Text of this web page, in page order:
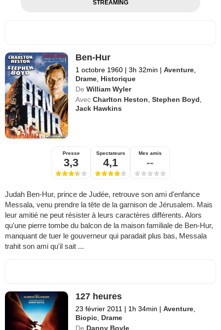
STREAMING
Ben-Hur
1 octobre 1960 | 3h 32min | Aventure,
Drame, Historique
De William Wyler
Avec Charlton Heston,Stephen Boyd,
Jack Hawkins
Presse
3,3
Spectateurs
4,1
Mes amis
--
Judah Ben-Hur, prince de Judée, retrouve son ami d'enfance
Messala, venu prendre la tête de la garnison de Jérusalem. Mais
leur amitié ne peut résister à leurs caractères différents. Alors
qu'une pierre tombe du balcon de la maison familiale de Ben-Hur,
manquant de tuer le gouverneur qui paradait plus bas, Messala
trahit son ami qu'il sait ...
127 heures
23 février 2011 | 1h 34min | Aventure,
Biopic, Drame